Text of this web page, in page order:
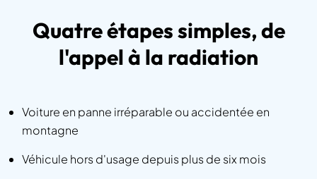
Quatre étapes simples, de
l'appel à la radiation
Voiture en panne irréparable ou accidentée en
montagne
Véhicule hors d'usage depuis plus de six mois